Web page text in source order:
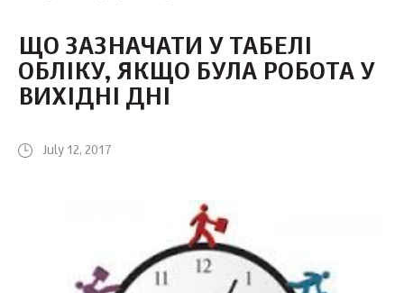
ЩО ЗАЗНАЧАТИ У ТАБЕЛІ
ОБЛІКУ, ЯКЩО БУЛА РОБОТА У
ВИХІДНІ ДНІ
July 12, 2017